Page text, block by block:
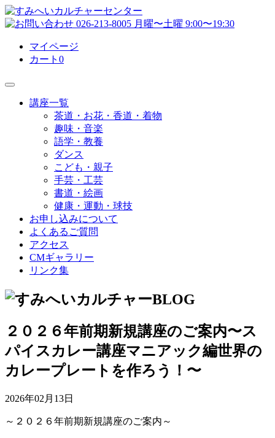
マイページ
カート 0
講座一覧
茶道・お花・香道・着物
趣味・音楽
語学・教養
ダンス
こども・親子
手芸・工芸
書道・絵画
健康・運動・球技
お申し込みについて
よくあるご質問
アクセス
CMギャラリー
リンク集
２０２６年前期新規講座のご案内〜ス
パイスカレー講座マニアック編世界の
カレープレートを作ろう！〜
2026年02月13日
～２０２６年前期新規講座のご案内～